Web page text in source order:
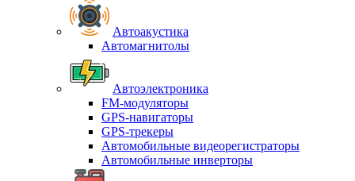
Автоакустика
Автомагнитолы
Автоэлектроника
FM-модуляторы
GPS-навигаторы
GPS-трекеры
Автомобильные видеорегистраторы
Автомобильные инверторы